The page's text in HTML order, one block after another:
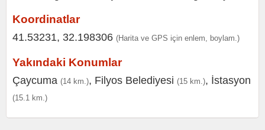
Koordinatlar
41.53231, 32.198306 (Harita ve GPS için enlem, boylam.)
Yakındaki Konumlar
Çaycuma (14 km.), Filyos Belediyesi (15 km.), İstasyon
(15.1 km.)